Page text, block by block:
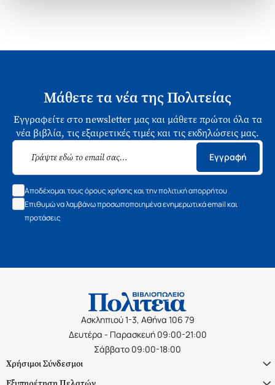
Μάθετε τα νέα της Πολιτείας
Εγγραφείτε στο newsletter μας και μάθετε πρώτοι όλα τα
νέα βιβλία, τις εξαιρετικές τιμές και τις εκδηλώσεις μας.
Εγγραφή
Αποδέχομαι τους όρους χρήσης και την πολιτική απορρήτου
Επιθυμώ να λαμβάνω προσωποποιημένα ενημερωτικά email και
προτάσεις
Ασκληπιού 1-3, Αθήνα 106 79
Δευτέρα - Παρασκευή 09:00-21:00
Σάββατο 09:00-18:00
Χρήσιμοι Σύνδεσμοι